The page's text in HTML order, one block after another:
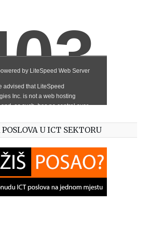
U ICT SEKTORU